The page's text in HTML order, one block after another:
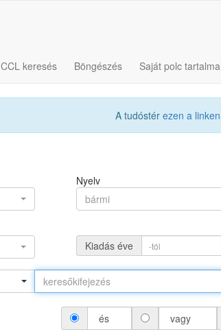
CCL keresés Böngészés Saját polc tartalma
A tudóstér ezen a linken
Nyelv
bármi
Kiadás éve
és vagy